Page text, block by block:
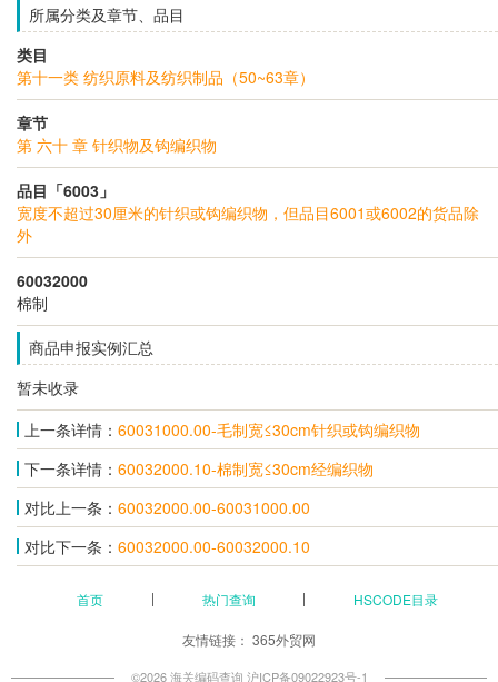
所属分类及章节、品目
类目
第十一类 纺织原料及纺织制品（50~63章）
章节
第 六十 章 针织物及钩编织物
品目「6003」
宽度不超过30厘米的针织或钩编织物，但品目6001或6002的货品除
外
60032000
棉制
商品申报实例汇总
暂未收录
上一条详情： 60031000.00-毛制宽≤30cm针织或钩编织物
下一条详情： 60032000.10-棉制宽≤30cm经编织物
对比上一条： 60032000.00-60031000.00
对比下一条： 60032000.00-60032000.10
首页 热门查询 HSCODE目录
友情链接： 365外贸网
©2026 海关编码查询 沪ICP备09022923号-1